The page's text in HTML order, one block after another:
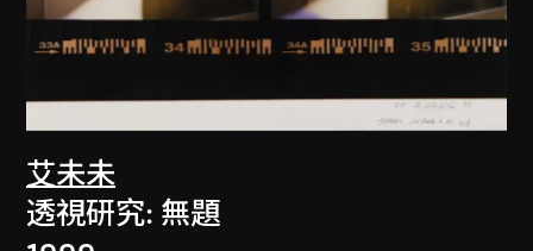
艾未未
透視研究: 無題